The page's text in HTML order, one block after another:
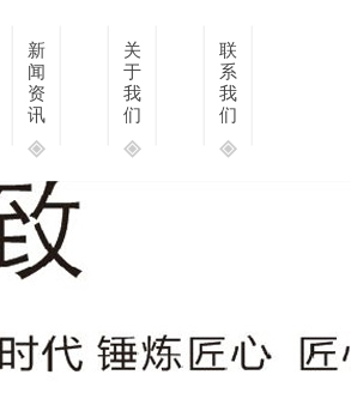
新
闻
资
讯
关
于
我
们
联
系
我
们